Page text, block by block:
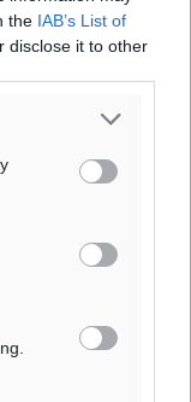
the IAB’s List of
disclose it to other